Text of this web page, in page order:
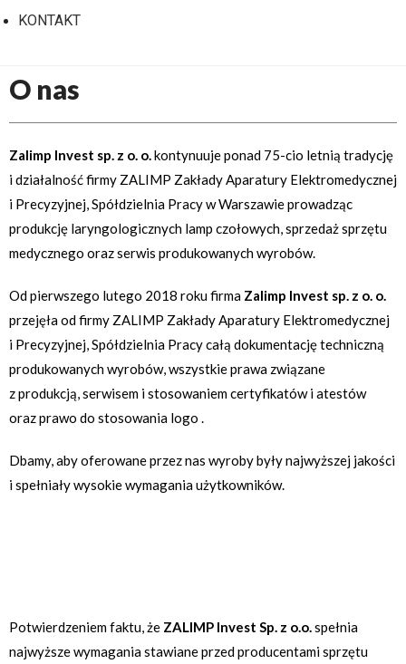
KONTAKT
O nas
Zalimp Invest sp. z o. o.kontynuuje ponad 75-cio letnią tradycję
i działalność firmy ZALIMP Zakłady Aparatury Elektromedycznej
i Precyzyjnej, Spółdzielnia Pracy w Warszawie prowadząc
produkcję laryngologicznych lamp czołowych, sprzedaż sprzętu
medycznego oraz serwis produkowanych wyrobów.
Od pierwszego lutego 2018 roku firma Zalimp Invest sp. z o. o.
przejęła od firmy ZALIMP Zakłady Aparatury Elektromedycznej
i Precyzyjnej, Spółdzielnia Pracy całą dokumentację techniczną
produkowanych wyrobów, wszystkie prawa związane
z produkcją, serwisem i stosowaniem certyfikatów i atestów
oraz prawo do stosowania logo .
Dbamy, aby oferowane przez nas wyroby były najwyższej jakości
i spełniały wysokie wymagania użytkowników.
Potwierdzeniem faktu, że ZALIMP Invest Sp. z o.o.spełnia
najwyższe wymagania stawiane przed producentami sprzętu